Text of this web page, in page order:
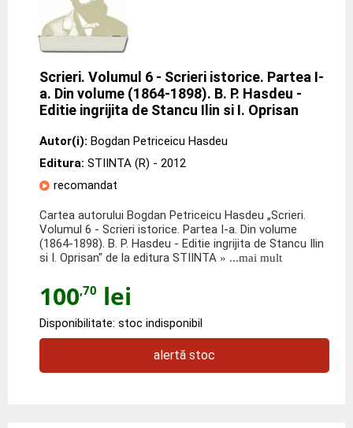
Scrieri. Volumul 6 - Scrieri istorice. Partea I-
a. Din volume (1864-1898). B. P. Hasdeu -
Editie ingrijita de Stancu Ilin si I. Oprisan
Autor(i): Bogdan Petriceicu Hasdeu
Editura: STIINTA (R) - 2012
recomandat
Cartea autorului Bogdan Petriceicu Hasdeu „Scrieri.
Volumul 6 - Scrieri istorice. Partea I-a. Din volume
(1864-1898). B. P. Hasdeu - Editie ingrijita de Stancu Ilin
si I. Oprisan" de la editura STIINTA » ...mai mult
100,70 lei
Disponibilitate: stoc indisponibil
alertă stoc